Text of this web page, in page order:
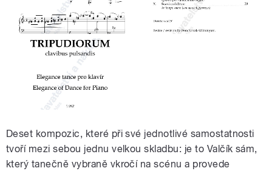
Deset kompozic, které při své jednotlivé samostatnosti
tvoří mezi sebou jednu velkou skladbu: je to Valčík sám,
který tanečně vybraně vkročí na scénu a provede